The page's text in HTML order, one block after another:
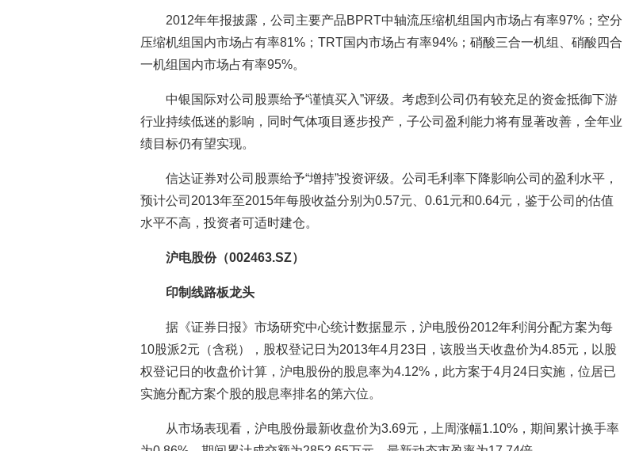
2012年年报披露，公司主要产品BPRT中轴流压缩机组国内市场占有率97%；空分
压缩机组国内市场占有率81%；TRT国内市场占有率94%；硝酸三合一机组、硝酸四合
一机组国内市场占有率95%。
中银国际对公司股票给予“谨慎买入”评级。考虑到公司仍有较充足的资金抵御下游
行业持续低迷的影响，同时气体项目逐步投产，子公司盈利能力将有显著改善，全年业
绩目标仍有望实现。
信达证券对公司股票给予“增持”投资评级。公司毛利率下降影响公司的盈利水平，
预计公司2013年至2015年每股收益分别为0.57元、0.61元和0.64元，鉴于公司的估值
水平不高，投资者可适时建仓。
沪电股份（002463.SZ）
印制线路板龙头
据《证券日报》市场研究中心统计数据显示，沪电股份2012年利润分配方案为每
10股派2元（含税），股权登记日为2013年4月23日，该股当天收盘价为4.85元，以股
权登记日的收盘价计算，沪电股份的股息率为4.12%，此方案于4月24日实施，位居已
实施分配方案个股的股息率排名的第六位。
从市场表现看，沪电股份最新收盘价为3.69元，上周涨幅1.10%，期间累计换手率